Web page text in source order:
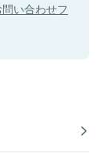
い合わせフ